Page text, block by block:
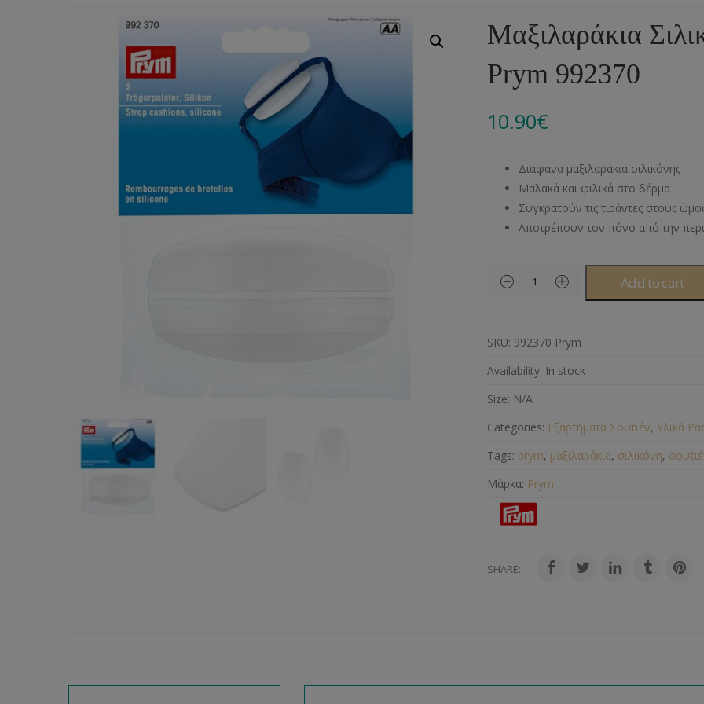
Αλυσίδες
Ιμάντες Μεταλλικά Εξαρτήματα
Πλέγματα
Αξεσουάρ
Μπροντερί
Ελαστικές
Φυτίλια- Κορδόνια
Διάφορες Τρέσες
Πουκαμίσου
Στρας
Μεταλλικά
Άλλα Υλικά
Μαξιλαράκια
Prym 992370
10.90€
Διάφανα μαξιλαράκια σιλικόνης
Μαλακά και φιλικά στο δέρμα
Συγκρατούν τις τιράντες στους
Αποτρέπουν τον πόνο από την
Add to cart
SKU: 992370 Prym
Availability: In stock
Size: N/A
Categories: Εξαρτήματα Σουτιέν, Υλικά
Tags: prym, μαξιλαράκια, σιλικόνη,
Μάρκα: Prym
SHARE: